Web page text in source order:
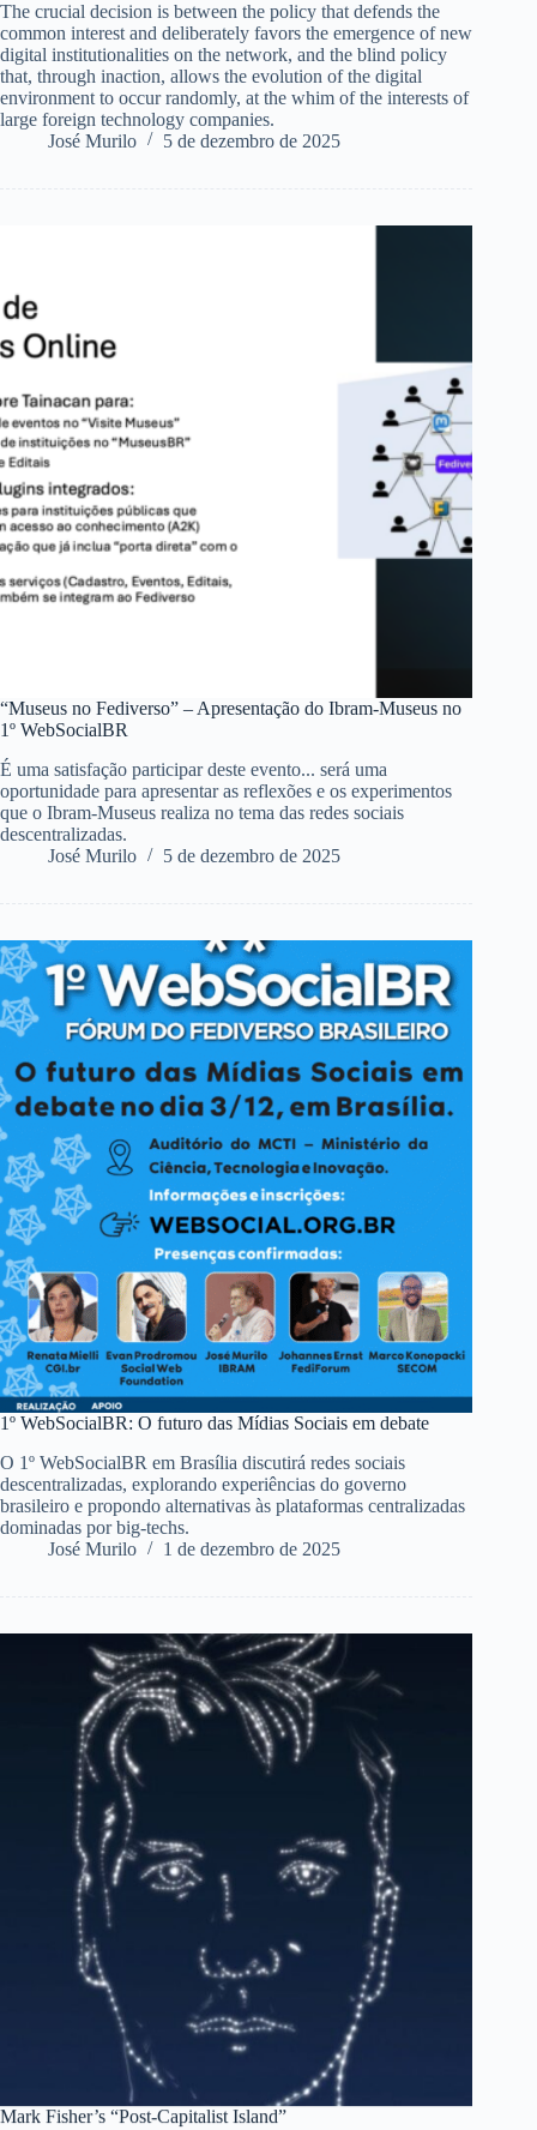
The crucial decision is between the policy that defends the
common interest and deliberately favors the emergence of new
digital institutionalities on the network, and the blind policy
that, through inaction, allows the evolution of the digital
environment to occur randomly, at the whim of the interests of
large foreign technology companies.
José Murilo
5 de dezembro de 2025
“Museus no Fediverso” – Apresentação do Ibram-Museus no
1º WebSocialBR
É uma satisfação participar deste evento... será uma
oportunidade para apresentar as reflexões e os experimentos
que o Ibram-Museus realiza no tema das redes sociais
descentralizadas.
José Murilo
5 de dezembro de 2025
1º WebSocialBR: O futuro das Mídias Sociais em debate
O 1º WebSocialBR em Brasília discutirá redes sociais
descentralizadas, explorando experiências do governo
brasileiro e propondo alternativas às plataformas centralizadas
dominadas por big-techs.
José Murilo
1 de dezembro de 2025
Mark Fisher’s “Post-Capitalist Island”